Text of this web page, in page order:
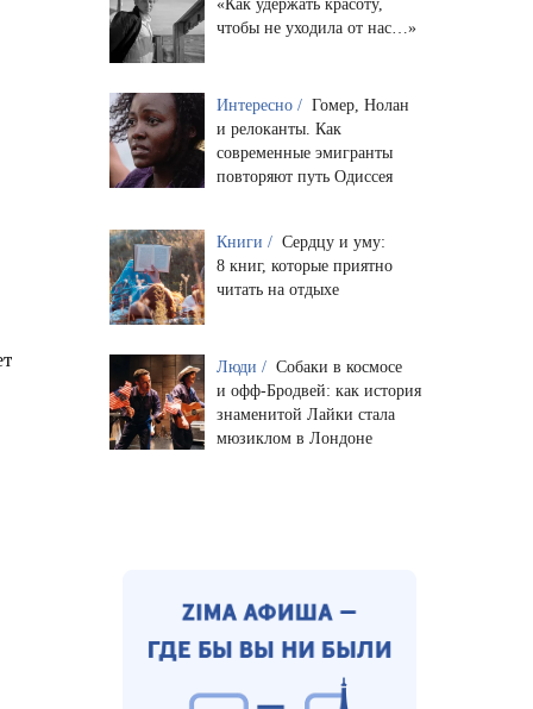
«Как удержать красоту,
чтобы не уходила от нас…»
Интересно / Гомер, Нолан
и релоканты. Как
современные эмигранты
повторяют путь Одиссея
Книги / Сердцу и уму:
8 книг, которые приятно
читать на отдыхе
Люди / Собаки в космосе
и офф-Бродвей: как история
знаменитой Лайки стала
мюзиклом в Лондоне